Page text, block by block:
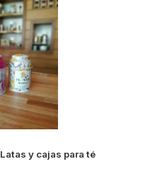
Latas y cajas para té